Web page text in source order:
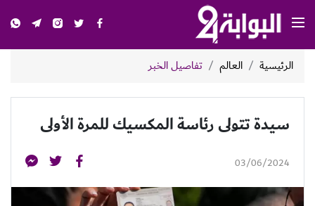
الرئيسية العالم تفاصيل الخبر
سيدة تتولى رئاسة المكسيك للمرة الأولى
03/06/2024